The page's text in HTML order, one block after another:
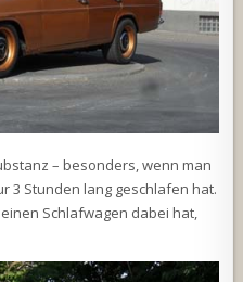
– besonders, wenn man
3 Stunden lang geschlafen hat.
Schlafwagen dabei hat,